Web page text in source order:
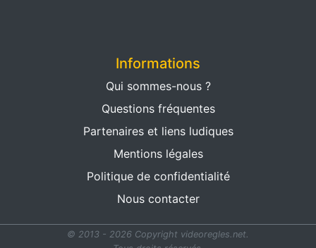
Informations
Qui sommes-nous ?
Questions fréquentes
Partenaires et liens ludiques
Mentions légales
Politique de confidentialité
Nous contacter
© 2013 - 2026 Copyright videoregles.net.